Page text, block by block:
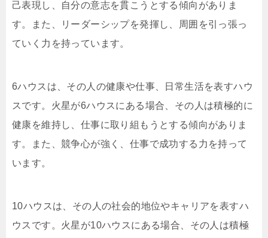
己表現し、自分の意志を貫こうとする傾向がありま
す。また、リーダーシップを発揮し、周囲を引っ張っ
ていく力を持っています。
6ハウスは、その人の健康や仕事、日常生活を表すハウ
スです。火星が6ハウスにある場合、その人は積極的に
健康を維持し、仕事に取り組もうとする傾向がありま
す。また、競争心が強く、仕事で成功する力を持って
います。
10ハウスは、その人の社会的地位やキャリアを表すハ
ウスです。火星が10ハウスにある場合、その人は積極